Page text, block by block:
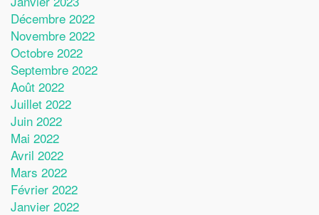
Décembre 2022
Novembre 2022
Octobre 2022
Septembre 2022
Août 2022
Juillet 2022
Juin 2022
Mai 2022
Avril 2022
Mars 2022
Février 2022
Janvier 2022